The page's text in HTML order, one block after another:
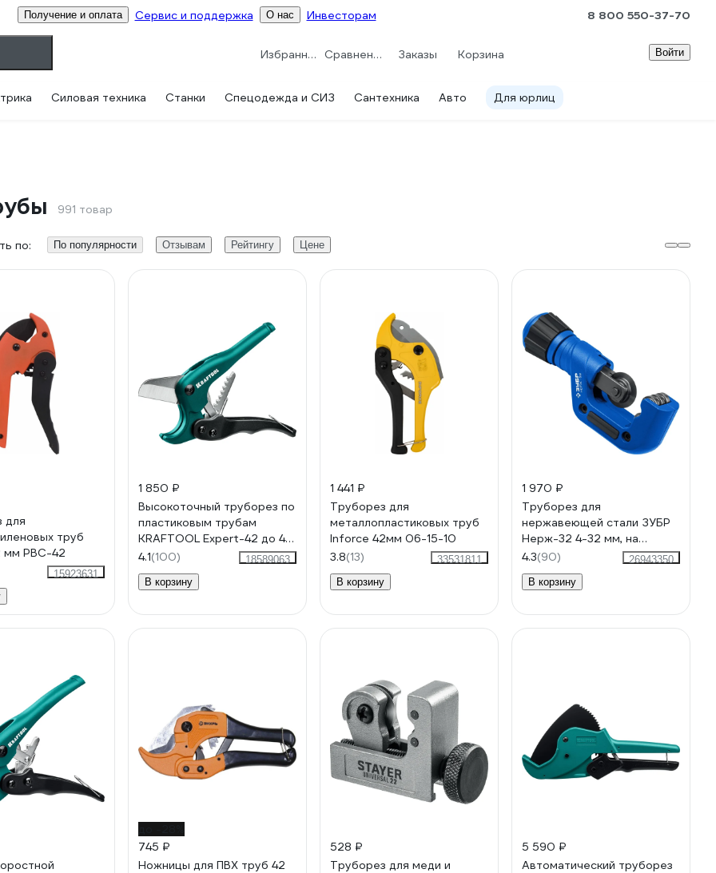
Получение и оплата Сервис и поддержка О нас Инвесторам 8 800 550-37-70
Избранное Сравнение Заказы Корзина Войти
Силовая техника Станки Спецодежда и СИЗ Сантехника Авто Для юрлиц
991 товар
по: По популярности Отзывам Рейтингу Цене
для
труб
мм PBC-42
15923631
1 850 ₽
Высокоточный труборез по
пластиковым трубам
KRAFTOOL Expert-42 до 42
мм 23381-42_z02
4.1(100)
18589063
В корзину
1 441 ₽
Труборез для
металлопластиковых труб
Inforce 42мм 06-15-10
3.8(13)
33531811
В корзину
1 970 ₽
Труборез для
нержавеющей стали ЗУБР
Нерж-32 4-32 мм, на
подшипниках 23832
4.3(90)
26943350
В корзину
745 ₽
Ножницы для ПВХ труб 42
528 ₽
Труборез для меди и
5 590 ₽
Автоматический труборез